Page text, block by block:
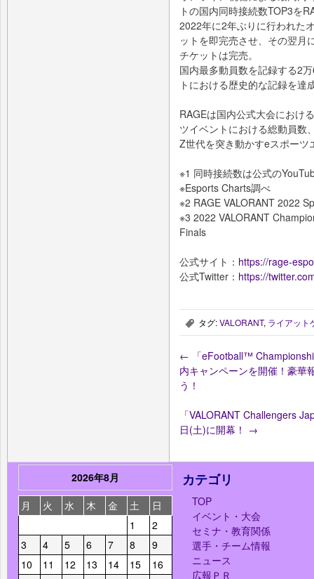
トの国内同時接続数TOP3を
2022年に2年ぶりに行われた
ットを即完売させ、その翌月
チケットは完売。
国内最多動員数を記録する2
トにおける歴史的な記録を達
RAGEは国内公式大会におけ
ツイベントにおける総動員数
Z世代を突き動かすeスポー
※1 同時接続数は公式の
※Esports Charts調べ
※2 RAGE VALORANT 2022
※3 2022 VALORANT
Finals
公式サイト： https://rage-
公式Twitter： https://
, タグ:VALORANT, ライアット
← 「eFootball™
内キャンペーンを開催！豪華
う！
「VALORANT Challengers
日(土)に開幕！ →
2026年8月
月
火 水 木 金 土
日
1
2
3
4 5 6 7 8
9
10
11 12 13 14 15
16
カテゴリ
TOP
イベント・大会
セミナ・教育関係
選手・チーム情報
ニュース
広報ＰＲ